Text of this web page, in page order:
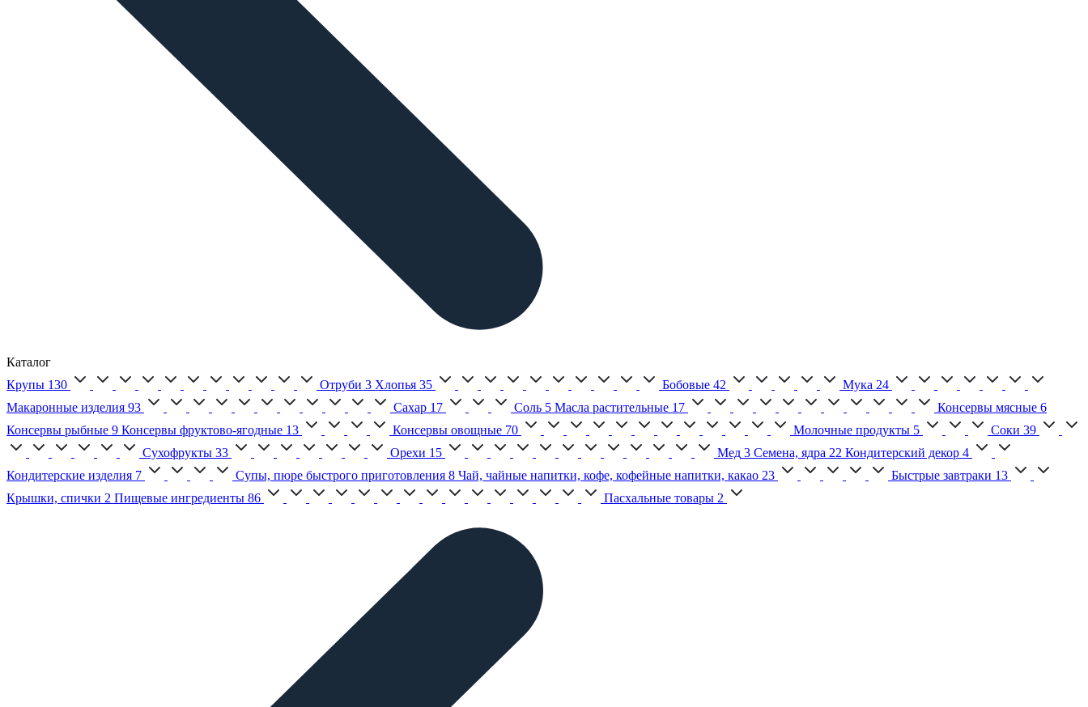
Каталог
Крупы 130 Отруби 3 Хлопья 35 Бобовые 42 Мука 24
Макаронные изделия 93 Сахар 17 Соль 5 Масла растительные 17 Консервы мясные 6
Консервы рыбные 9 Консервы фруктово-ягодные 13 Консервы овощные 70 Молочные продукты 5 Соки 39
Сухофрукты 33 Орехи 15 Мед 3 Семена, ядра 22 Кондитерский декор 4
Кондитерские изделия 7 Супы, пюре быстрого приготовления 8 Чай, чайные напитки, кофе, кофейные напитки, какао 23 Быстрые завтраки 13
Крышки, спички 2 Пищевые ингредиенты 86 Пасхальные товары 2